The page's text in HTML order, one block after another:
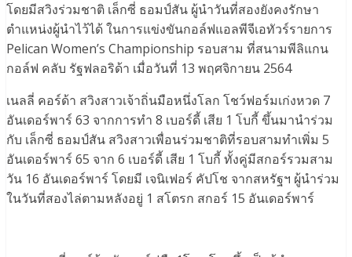
โดยมีสวิงร่วมชาติ เล็กซี่ ธอมป์สัน ผู้นำวันที่สองยังคงรักษา
ตำแหน่งผู้นำไว้ได้ ในการแข่งขันกอล์ฟแอลพีจีเอทัวร์รายการ
Pelican Women’s Championship รอบสาม ที่สนามพีลิแกน
กอล์ฟ คลับ รัฐฟลอริด้า เมื่อวันที่ 13 พฤศจิกายน 2564
เนลลี่ คอร์ด้า สวิงสาวเจ้าถิ่นมือหนึ่งโลก โชว์ฟอร์มเก่งหวด 7
อันเดอร์พาร์ 63 จากการทำ 8 เบอร์ดี้ เสีย 1 โบกี้ ขึ้นมานำร่วม
กับ เล็กซี่ ธอมป์สัน สวิงสาวเพื่อนร่วมชาติที่รอบสามทำเพิ่ม 5
อันเดอร์พาร์ 65 จาก 6 เบอร์ดี้ เสีย 1 โบกี้ ทั้งคู่มีสกอร์รวมสาม
วัน 16 อันเดอร์พาร์ โดยมี เจนิเฟอร์ คัปโช จากสหรัฐฯ ผู้นำร่วม
ในวันที่สองไล่ตามหลังอยู่ 1 สโตรก สกอร์ 15 อันเดอร์พาร์